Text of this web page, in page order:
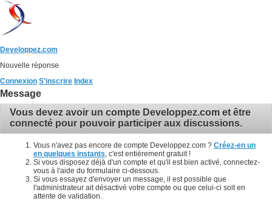
Developpez.com
Nouvelle réponse
Connexion S'inscrire Index
Message
Vous devez avoir un compte Developpez.com et être
connecté pour pouvoir participer aux discussions.
Vous n'avez pas encore de compte Developpez.com ? Créez-en un
en quelques instants , c'est entièrement gratuit !
Si vous disposez déjà d'un compte et qu'il est bien activé, connectez-
vous à l'aide du formulaire ci-dessous.
Si vous essayez d'envoyer un message, il est possible que
l'administrateur ait désactivé votre compte ou que celui-ci soit en
attente de validation.